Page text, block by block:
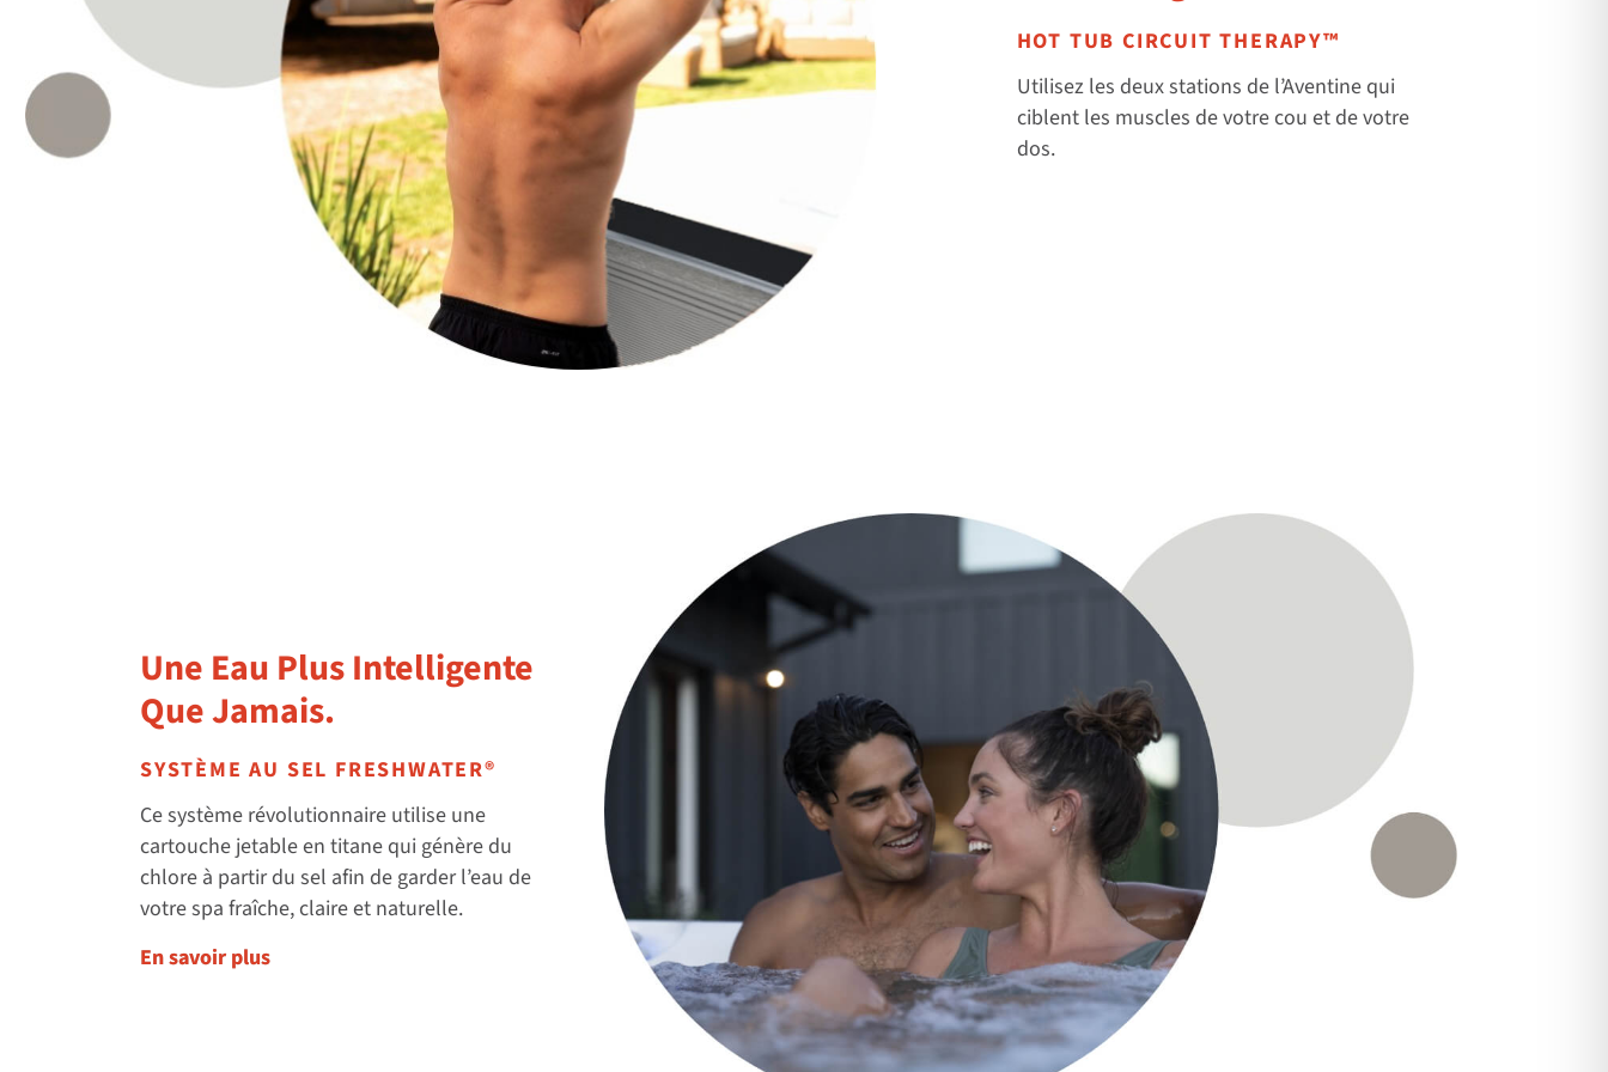
HOT TUB CIRCUIT THERAPY™
Utilisez les deux stations de l’Aventine qui
ciblent les muscles de votre cou et de votre
dos.
Une Eau Plus Intelligente
Que Jamais.
SYSTÈME AU SEL FRESHWATER®
Ce système révolutionnaire utilise une
cartouche jetable en titane qui génère du
chlore à partir du sel afin de garder l’eau de
votre spa fraîche, claire et naturelle.
En savoir plus